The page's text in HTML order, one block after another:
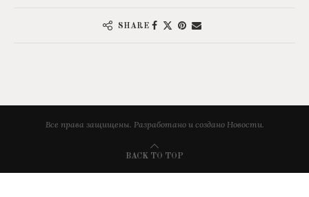
SHARE
Все права защищены. Разработано и создано Новости.
BACK TO TOP